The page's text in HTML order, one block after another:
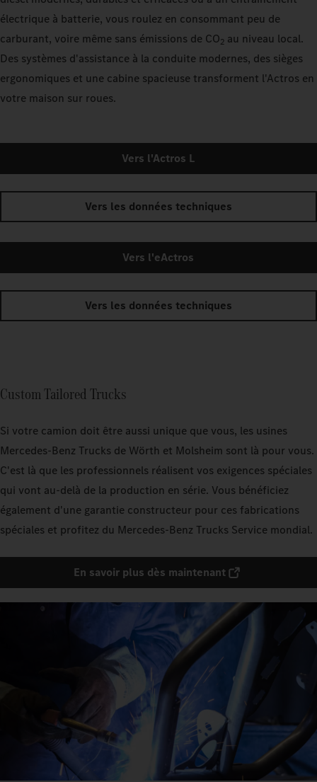
électrique à batterie, vous roulez en consommant peu de
carburant, voire même sans émissions de CO2 au niveau local.
Des systèmes d'assistance à la conduite modernes, des sièges
ergonomiques et une cabine spacieuse transforment l'Actros en
votre maison sur roues.
Vers l'Actros L
Vers les données techniques
Vers l'eActros
Vers les données techniques
Custom Tailored Trucks
Si votre camion doit être aussi unique que vous, les usines
Mercedes‑Benz Trucks de Wörth et Molsheim sont là pour vous.
C'est là que les professionnels réalisent vos exigences spéciales
qui vont au-delà de la production en série. Vous bénéficiez
également d'une garantie constructeur pour ces fabrications
spéciales et profitez du Mercedes‑Benz Trucks Service mondial.
En savoir plus dès maintenant